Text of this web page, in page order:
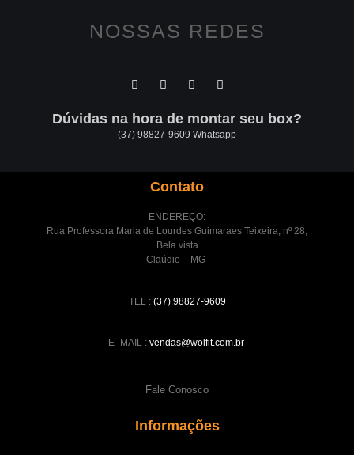
NOSSAS REDES
Dúvidas na hora de montar seu box?
(37) 98827-9609 Whatsapp
Contato
ENDEREÇO:
Rua Professora Maria de Lourdes Guimaraes Teixeira, nº 28,
Bela vista
Claúdio – MG
TEL : (37) 98827-9609
E- MAIL : vendas@wolfit.com.br
Fale Conosco
Informações